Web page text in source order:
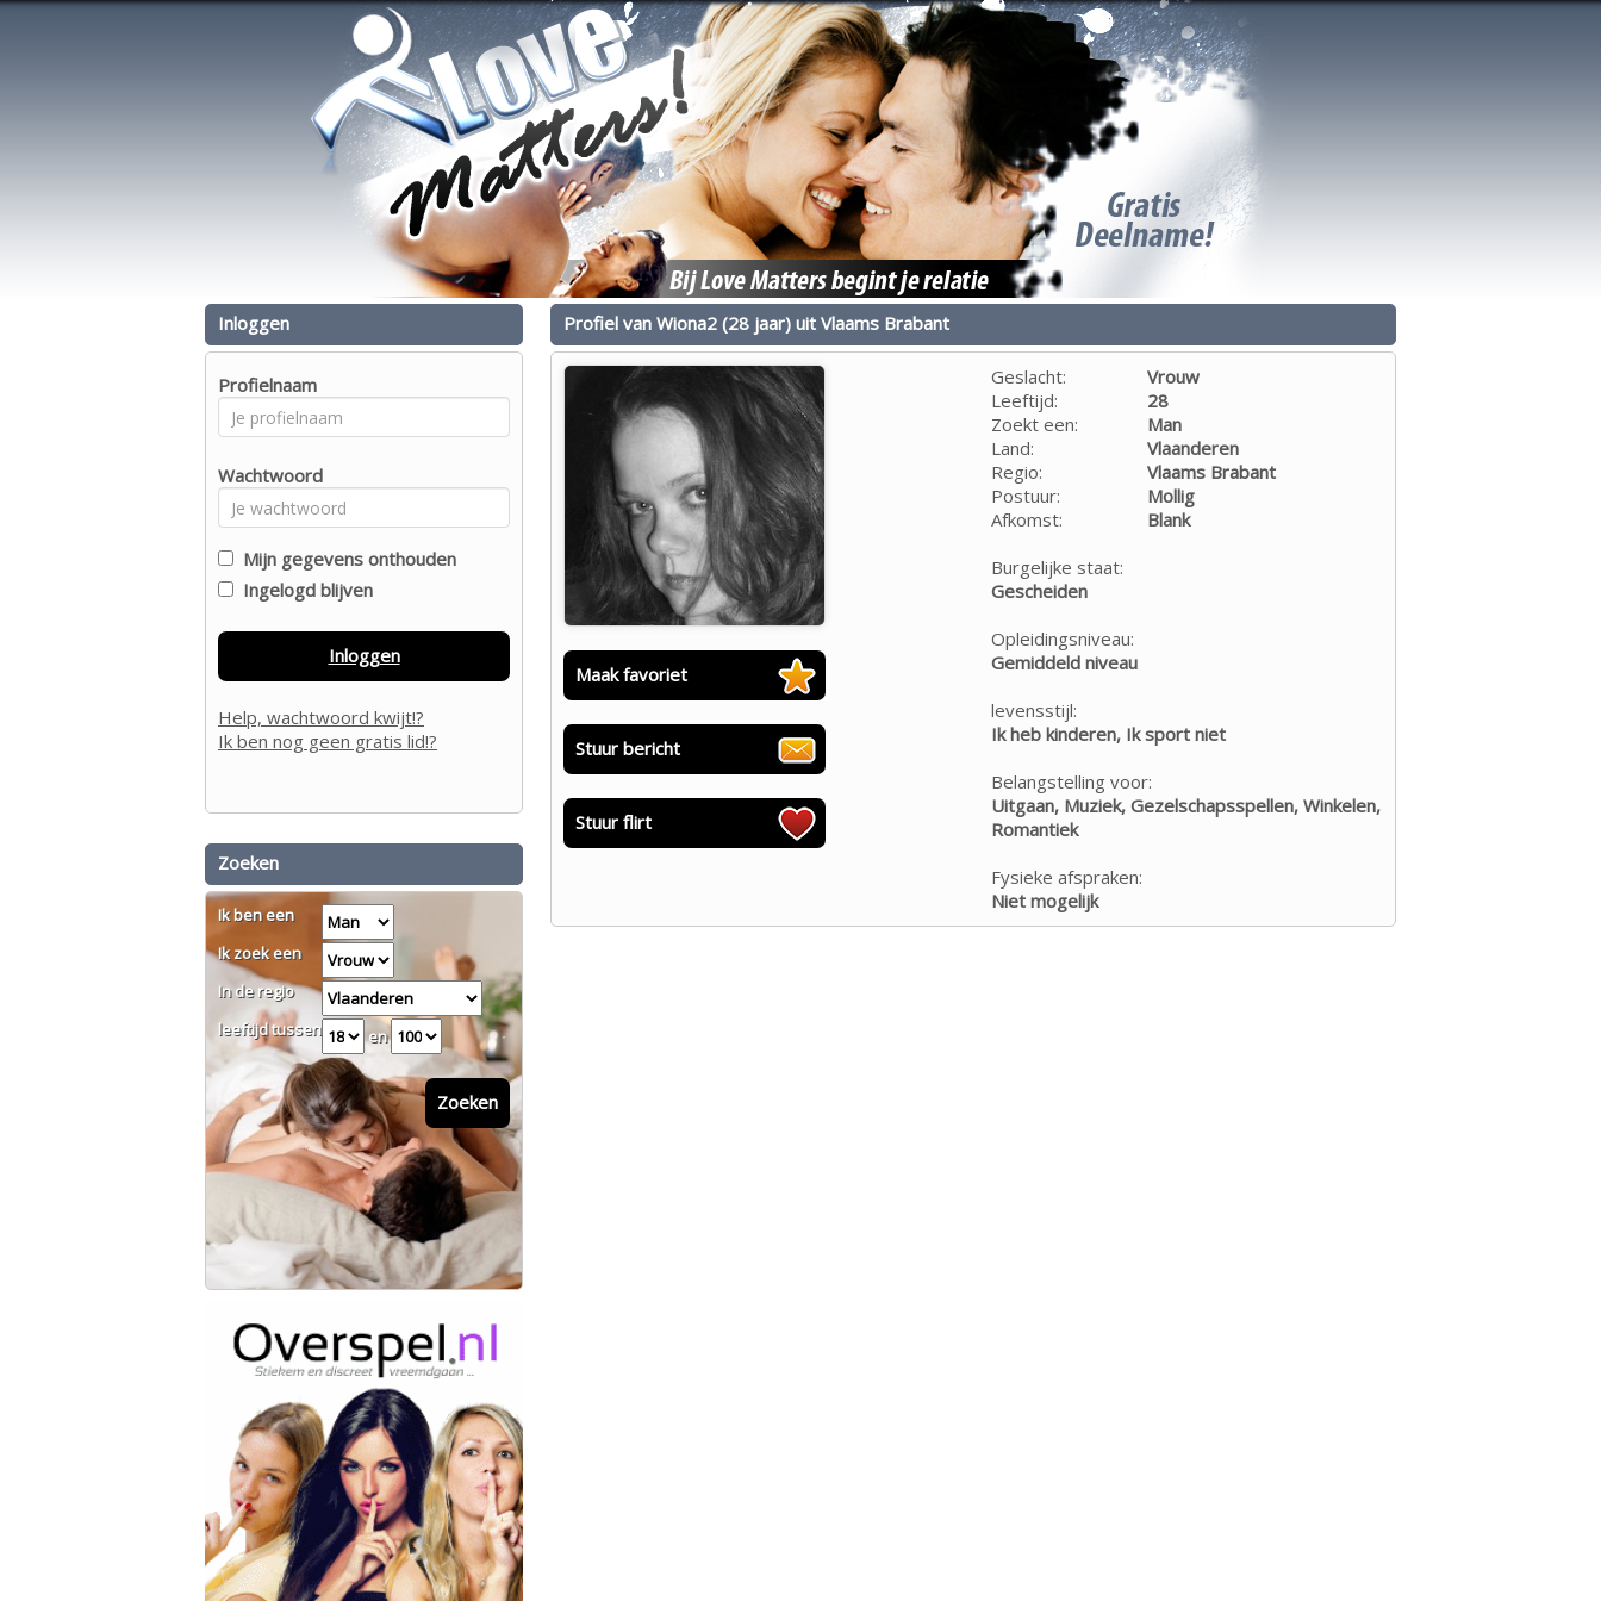
Profiel van Wiona2 (28 jaar) uit Vlaams Brabant
Maak favoriet
Stuur bericht
Stuur flirt
Geslacht:
Vrouw
Leeftijd:
28
Zoekt een:
Man
Land:
Vlaanderen
Regio:
Vlaams Brabant
Postuur:
Mollig
Afkomst:
Blank
Burgelijke staat:
Gescheiden
Opleidingsniveau:
Gemiddeld niveau
levensstijl:
Ik heb kinderen, Ik sport niet
Belangstelling voor:
Uitgaan, Muziek, Gezelschapsspellen, Winkelen,
Romantiek
Fysieke afspraken:
Niet mogelijk
Inloggen
Profielnaam
Wachtwoord
Mijn gegevens onthouden
Ingelogd blijven
Inloggen
Help, wachtwoord kwijt!?
Ik ben nog geen gratis lid!?
Zoeken
Ik ben een
Ik zoek een
In de regio
leeftijd tussen
en
Zoeken